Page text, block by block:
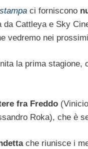
ci forniscono
da Cattleya e Sky
vedremo nei prossimi
la prima stagione,
fra Freddo
Roka), che è
che riunisce i